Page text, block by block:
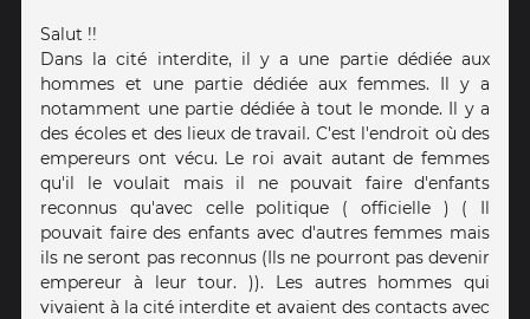
Salut !!
Dans la cité interdite, il y a une partie dédiée aux
hommes et une partie dédiée aux femmes. Il y a
notamment une partie dédiée à tout le monde. Il y a
des écoles et des lieux de travail. C'est l'endroit où des
empereurs ont vécu. Le roi avait autant de femmes
qu'il le voulait mais il ne pouvait faire d'enfants
reconnus qu'avec celle politique ( officielle ) ( Il
pouvait faire des enfants avec d'autres femmes mais
ils ne seront pas reconnus (Ils ne pourront pas devenir
empereur à leur tour. )). Les autres hommes qui
vivaient à la cité interdite et avaient des contacts avec